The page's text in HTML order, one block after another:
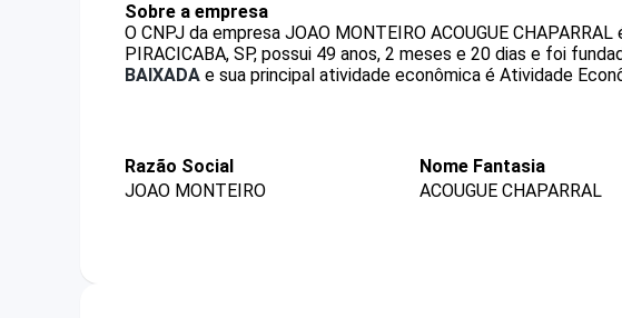
Sobre a empresa
O CNPJ da empresa JOAO MONTEIRO ACOUGUE CHAPARRAL
PIRACICABA, SP, possui 49 anos, 2 meses e 20 dias e foi
BAIXADA e sua principal atividade econômica é Atividade
Razão Social
JOAO MONTEIRO
Nome Fantasia
ACOUGUE CHAPARRAL